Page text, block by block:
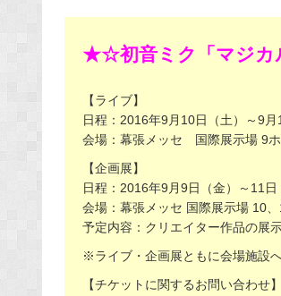
★☆初音ミク「マジカ
【ライブ】
日程：2016年9月10日（土）～9月
会場：幕張メッセ 国際展示場 9
【企画展】
日程：2016年9月9日（金）～11日
会場：幕張メッセ 国際展示場 10
予定内容：クリエイター作品の展
※ライブ・企画展ともに会場施設
【チケットに関するお問い合わせ】